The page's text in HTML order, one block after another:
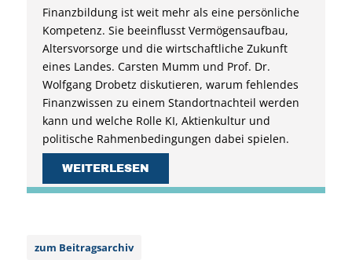
Finanzbildung ist weit mehr als eine persönliche
Kompetenz. Sie beeinflusst Vermögensaufbau,
Altersvorsorge und die wirtschaftliche Zukunft
eines Landes. Carsten Mumm und Prof. Dr.
Wolfgang Drobetz diskutieren, warum fehlendes
Finanzwissen zu einem Standortnachteil werden
kann und welche Rolle KI, Aktienkultur und
politische Rahmenbedingungen dabei spielen.
WEITERLESEN
zum Beitragsarchiv